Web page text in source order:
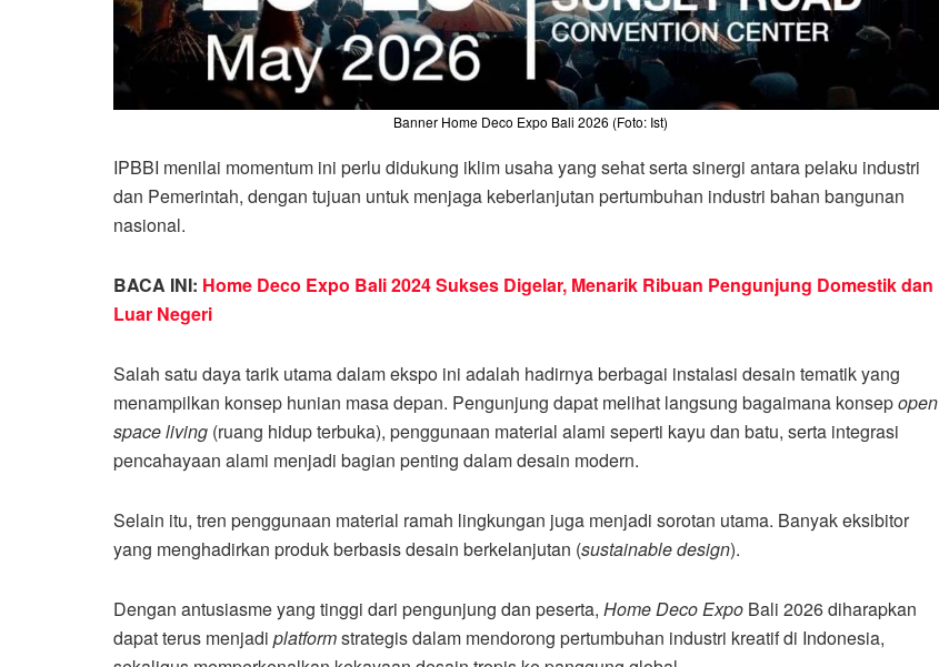
Banner Home Deco Expo Bali 2026 (Foto: Ist)
IPBBI menilai momentum ini perlu didukung iklim usaha yang sehat serta sinergi antara pelaku industri
dan Pemerintah, dengan tujuan untuk menjaga keberlanjutan pertumbuhan industri bahan bangunan
nasional.
BACA INI: Home Deco Expo Bali 2024 Sukses Digelar, Menarik Ribuan Pengunjung Domestik dan
Luar Negeri
Salah satu daya tarik utama dalam ekspo ini adalah hadirnya berbagai instalasi desain tematik yang
menampilkan konsep hunian masa depan. Pengunjung dapat melihat langsung bagaimana konsepopen
space living (ruang hidup terbuka), penggunaan material alami seperti kayu dan batu, serta integrasi
pencahayaan alami menjadi bagian penting dalam desain modern.
Selain itu, tren penggunaan material ramah lingkungan juga menjadi sorotan utama. Banyak eksibitor
yang menghadirkan produk berbasis desain berkelanjutan (sustainable design).
Dengan antusiasme yang tinggi dari pengunjung dan peserta, Home Deco Expo Bali 2026 diharapkan
dapat terus menjadi platformstrategis dalam mendorong pertumbuhan industri kreatif di Indonesia,